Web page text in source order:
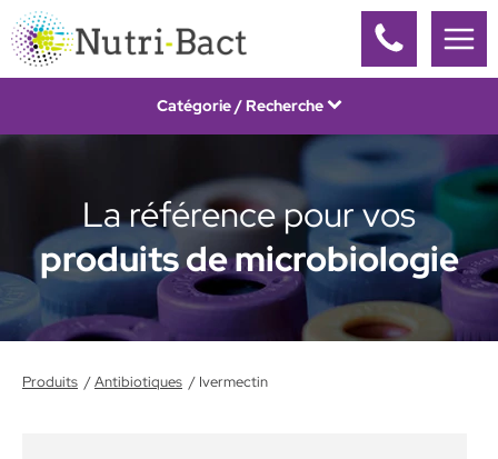
Panneau de gestion des cookies
La référence pour vos
produits de microbiologie
Catégorie / Recherche
Produits Antibiotiques Ivermectin